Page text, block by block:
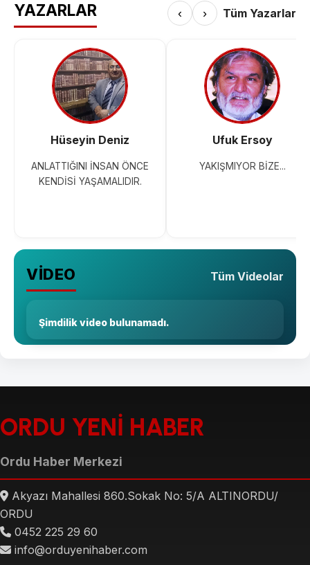
YAZARLAR ‹ › Tüm Yazarlar
Hüseyin Deniz
ANLATTIĞINI İNSAN ÖNCE
KENDİSİ YAŞAMALIDIR.
Ufuk Ersoy
YAKIŞMIYOR BİZE...
VİDEO Tüm Videolar
Şimdilik video bulunamadı.
ORDU YENİ HABER
Ordu Haber Merkezi
Akyazı Mahallesi 860.Sokak No: 5/A ALTINORDU/
ORDU
0452 225 29 60
info@orduyenihaber.com